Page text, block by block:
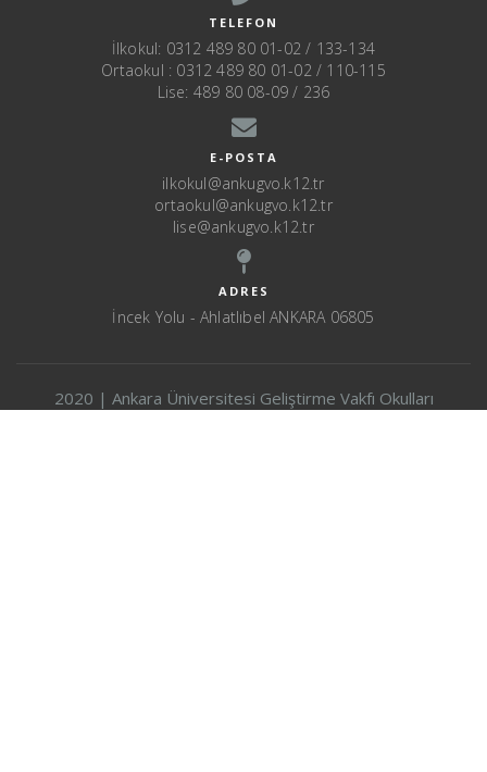
TELEFON
İlkokul: 0312 489 80 01-02 / 133-134
Ortaokul : 0312 489 80 01-02 / 110-115
Lise: 489 80 08-09 / 236
E-POSTA
ilkokul@ankugvo.k12.tr
ortaokul@ankugvo.k12.tr
lise@ankugvo.k12.tr
ADRES
İncek Yolu - Ahlatlıbel ANKARA 06805
2020 | Ankara Üniversitesi Geliştirme Vakfı Okulları